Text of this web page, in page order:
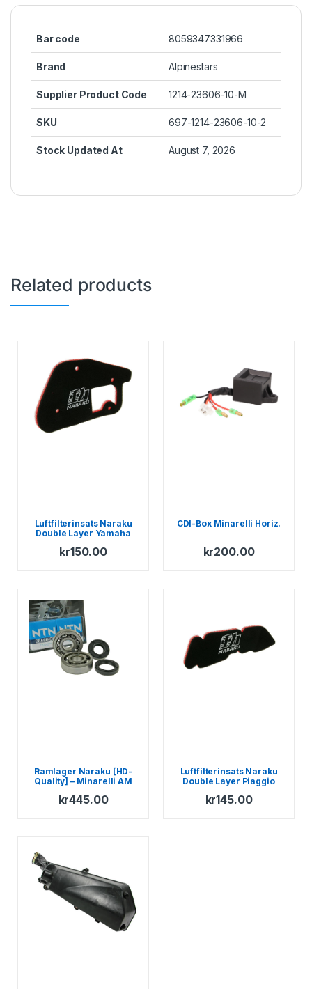
Bar code 8059347331966
Brand Alpinestars
Supplier Product Code 1214-23606-10-M
SKU 697-1214-23606-10-2
Stock Updated At August 7, 2026
Related products
Luftfilterinsats Naraku
Double Layer Yamaha
kr150.00
CDI-Box Minarelli Horiz.
kr200.00
Ramlager Naraku [HD-
Quality] – Minarelli AM
kr445.00
Luftfilterinsats Naraku
Double Layer Piaggio
kr145.00